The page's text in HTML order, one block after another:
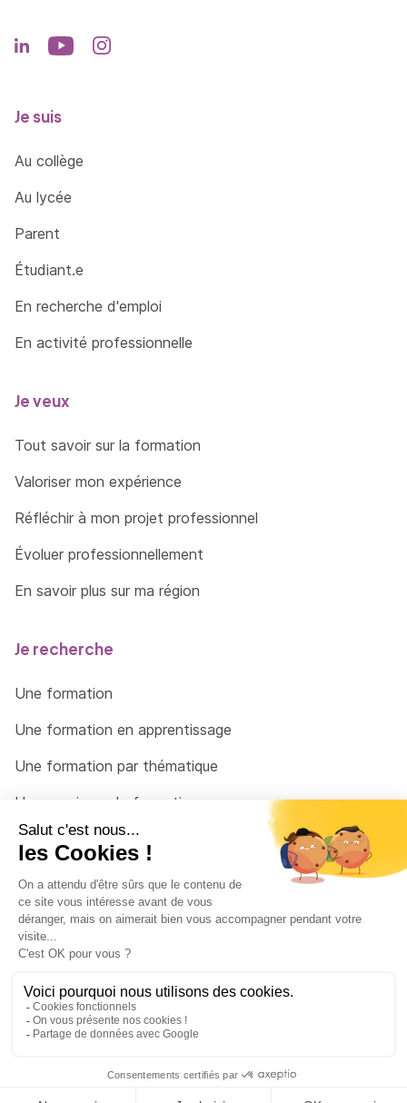
Je suis
Au collège
Au lycée
Parent
Étudiant.e
En recherche d'emploi
En activité professionnelle
Je veux
Tout savoir sur la formation
Valoriser mon expérience
Réfléchir à mon projet professionnel
Évoluer professionnellement
En savoir plus sur ma région
Je recherche
Une formation
Une formation en apprentissage
Une formation par thématique
Un organisme de formation
Un conseiller
Une solution pour raccrocher
© 2026 - Côté Formations - par Via Compétences
Menu Pied de page
Mentions Légales
Politique de confidentialité